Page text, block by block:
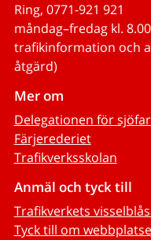
Ring, 0771-921 921
måndag–fredag kl.
trafikinformation och
åtgärd)
Mer om
Delegationen för
Färjerederiet
Trafikverksskolan
Anmäl och tyck till
Trafikverkets
Tyck till om